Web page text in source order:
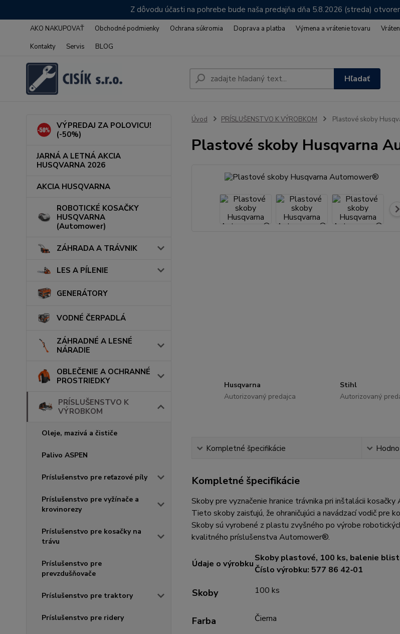
Z dôvodu účasti na pohrebe bude naša predajňa dňa 5.8.2026 (streda)
AKO NAKUPOVAŤ Obchodné podmienky Ochrana súkromia Doprava a platba Výmena a vrátenie tovaru
Kontakty
Servis BLOG
Hľadať
VÝPREDAJ ZA POLOVICU!
(-50%)
JARNÁ A LETNÁ AKCIA
HUSQVARNA 2026
AKCIA HUSQVARNA
ROBOTICKÉ KOSAČKY
HUSQVARNA
(Automower)
ZÁHRADA A TRÁVNIK
LES A PÍLENIE
GENERÁTORY
VODNÉ ČERPADLÁ
ZÁHRADNÉ A LESNÉ
NÁRADIE
OBLEČENIE A OCHRANNÉ
PROSTRIEDKY
PRÍSLUŠENSTVO K
VÝROBKOM
Oleje, mazivá a čističe
Palivo ASPEN
Príslušenstvo pre reťazové píly
Príslušenstvo pre vyžínače a
krovinorezy
Príslušenstvo pre kosačky na
trávu
Príslušenstvo pre
prevzdušňovače
Príslušenstvo pre traktory
Príslušenstvo pre ridery
Úvod PRÍSLUŠENSTVO K VÝROBKOM Plastové skoby
Plastové skoby Husqvarna
Husqvarna
Autorizovaný predajca
Stihl
Autorizovaný
Kompletné špecifikácie
Kompletné špecifikácie
Skoby pre vyznačenie hranice trávnika pri inštalácii
Tieto skoby zaisťujú, že ohraničujúci a navádzací vodič
Skoby sú vyrobené z plastu zvyšného po výrobe
kvalitného príslušenstva Automower®.
Údaje o výrobku
Skoby plastové, 100 ks, balenie
Číslo výrobku: 577 86 42‑01
Skoby 100 ks
Farba Čierna